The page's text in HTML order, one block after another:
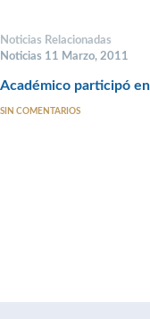
Noticias Relacionadas
Noticias 11 Marzo, 2011
Académico participó
SIN COMENTARIOS